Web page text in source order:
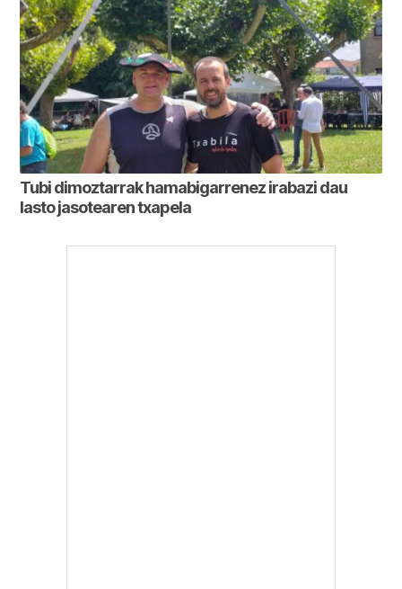
Tubi dimoztarrak hamabigarrenez irabazi dau
lasto jasotearen txapela